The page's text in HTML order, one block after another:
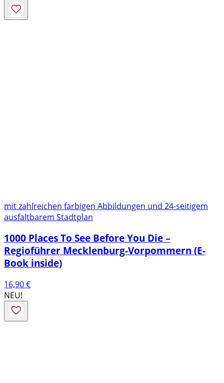
mit zahlreichen farbigen Abbildungen und 24-seitigem
ausfaltbarem Stadtplan
1000 Places To See Before You Die –
Regioführer Mecklenburg-Vorpommern (E-
Book inside)
16,90€
NEU!